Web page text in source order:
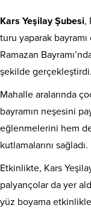
Kars Yeşilay Şubesi,
turu yaparak
Ramazan
şekilde gerçekleştirdi.
Mahalle aralarında
bayramın neşesini
eğlenmelerini hem
kutlamalarını sağladı.
Etkinlikte, Kars
palyançolar da yer
yüz boyama